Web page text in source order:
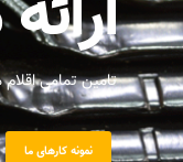
تامین تمامی اقلام
نمونه کارهای ما